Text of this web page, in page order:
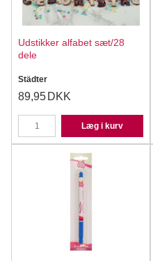
Udstikker alfabet sæt/28
dele
Städter
89,95 DKK
Læg i kurv